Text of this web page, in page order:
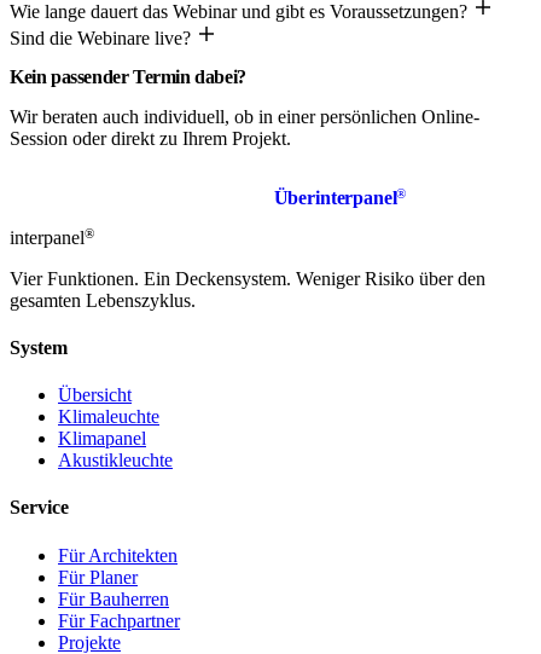
Wie lange dauert das Webinar und gibt es Voraussetzungen?
Sind die Webinare live?
Kein passender Termin dabei?
Wir beraten auch individuell, ob in einer persönlichen Online-
Session oder direkt zu Ihrem Projekt.
Überinterpanel®
interpanel®
Vier Funktionen. Ein Deckensystem. Weniger Risiko über den
gesamten Lebenszyklus.
System
Übersicht
Klimaleuchte
Klimapanel
Akustikleuchte
Service
Für Architekten
Für Planer
Für Bauherren
Für Fachpartner
Projekte